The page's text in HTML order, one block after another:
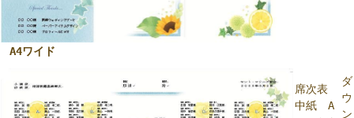
A4ワイド
席次表
中紙 A
ダ
ウ
ン